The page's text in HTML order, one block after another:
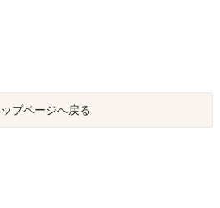
ップページへ戻る